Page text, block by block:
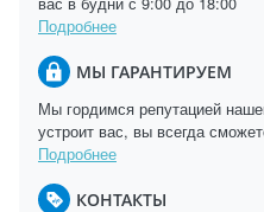
Подробнее
МЫ ГАРАНТИРУЕМ
Мы гордимся репутацией
устроит вас, вы всегда
Подробнее
КОНТАКТЫ